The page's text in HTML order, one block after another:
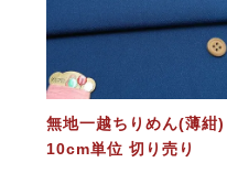
無地一越ちりめん(薄紺)
10cm単位 切り売り